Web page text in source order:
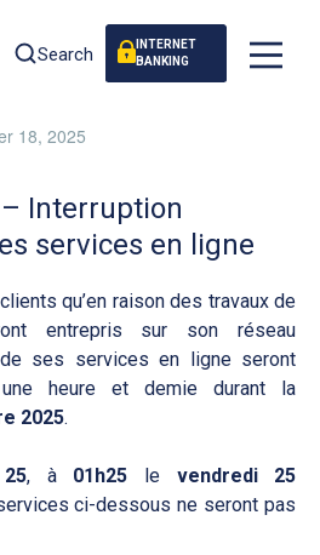
Search
INTERNET
BANKING
18, 2025
– Interruption
services en ligne
qu’en raison des travaux de
entrepris sur son réseau
ses services en ligne seront
une heure et demie durant la
2025.
, à 01h25 le vendredi 25
ci-dessous ne seront pas